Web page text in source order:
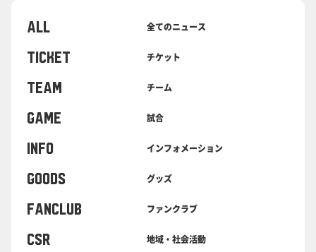
ALL 全てのニュース
TICKET チケット
TEAM チーム
GAME 試合
INFO インフォメーション
GOODS グッズ
FANCLUB ファンクラブ
CSR 地域・社会活動